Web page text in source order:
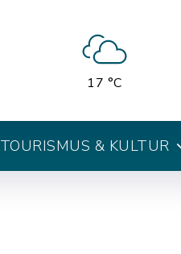
17 °C
TOURISMUS & KULTUR